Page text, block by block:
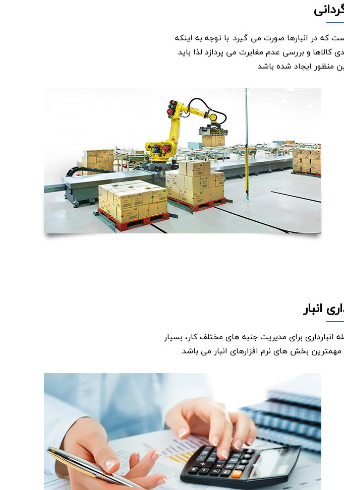
که در انبار‌ها صورت می گیرد. با توجه به اینکه
کالاها و بررسی عدم مغایرت می پردازد لذا باید
منظور ایجاد شده باشد
انبار
برای مدیریت جنبه های مختلف کار، بسیار
مهمترین بخش های نرم افزارهای انبار می باشد.